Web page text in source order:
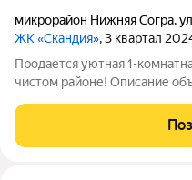
микрорайон Нижняя Согра,
ЖК «Скандия», 3 квартал
Продается уютная 1-
чистом районе! Описание объекта: Новый
позволяющими разделить